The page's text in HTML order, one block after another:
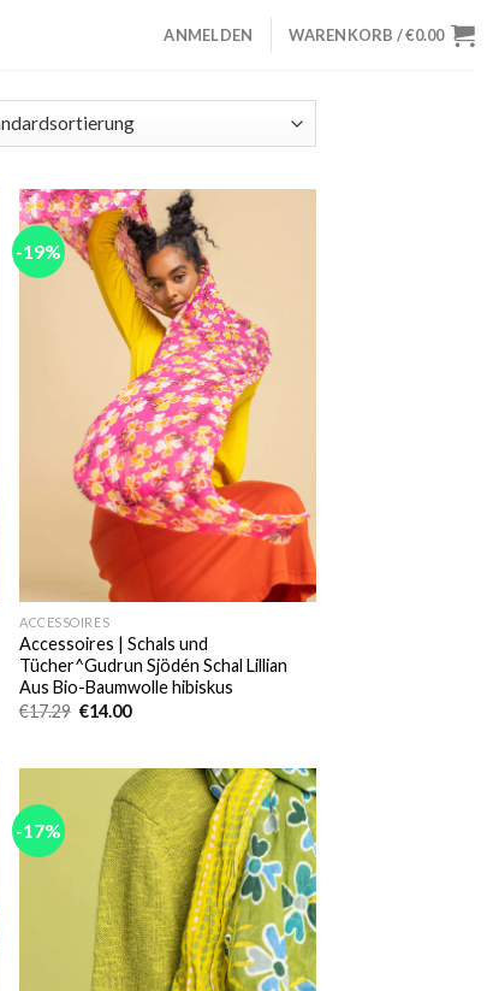
ANMELDEN WARENKORB /€0.00
-19%
ACCESSOIRES
Accessoires | Schals und
Tücher^Gudrun Sjödén Schal Lillian
Aus Bio-Baumwolle hibiskus
€17.29 Ursprünglicher
€14.00Aktueller
-17%
Add to
wishlist